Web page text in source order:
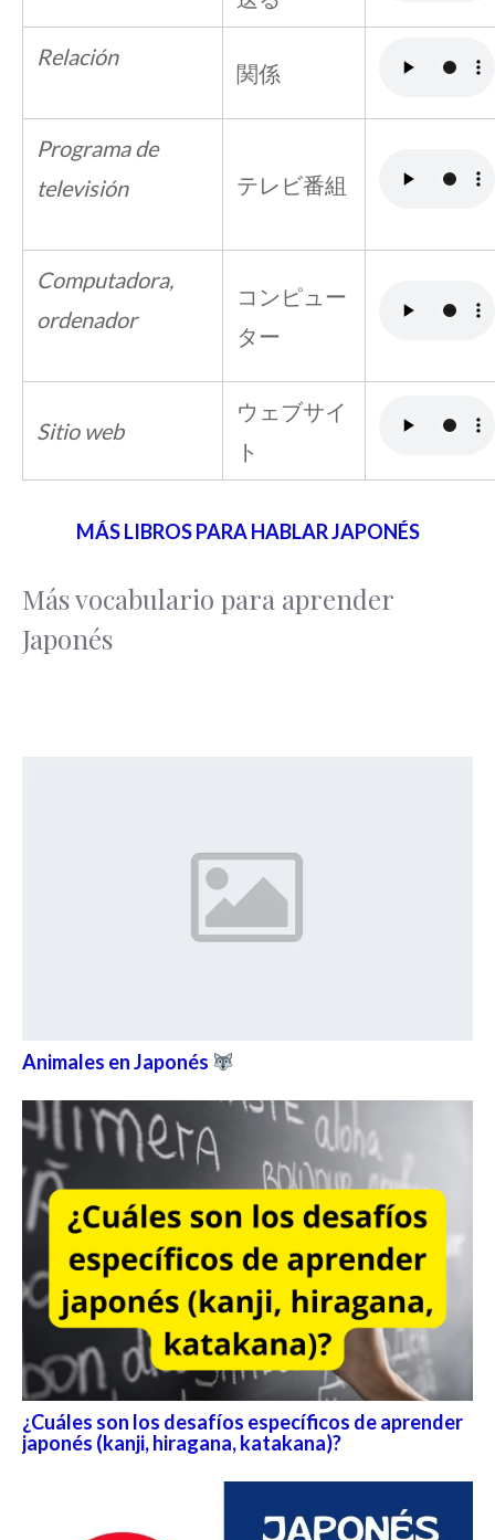
Relación
関係
Programa de
televisión
テレビ番組
Computadora,
ordenador
コンピュー
ター
Sitio web
ウェブサイ
ト
MÁS LIBROS PARA HABLAR JAPONÉS
Más vocabulario para aprender
Japonés
Animales en Japonés
¿Cuáles son los desafíos específicos de aprender
japonés (kanji, hiragana, katakana)?